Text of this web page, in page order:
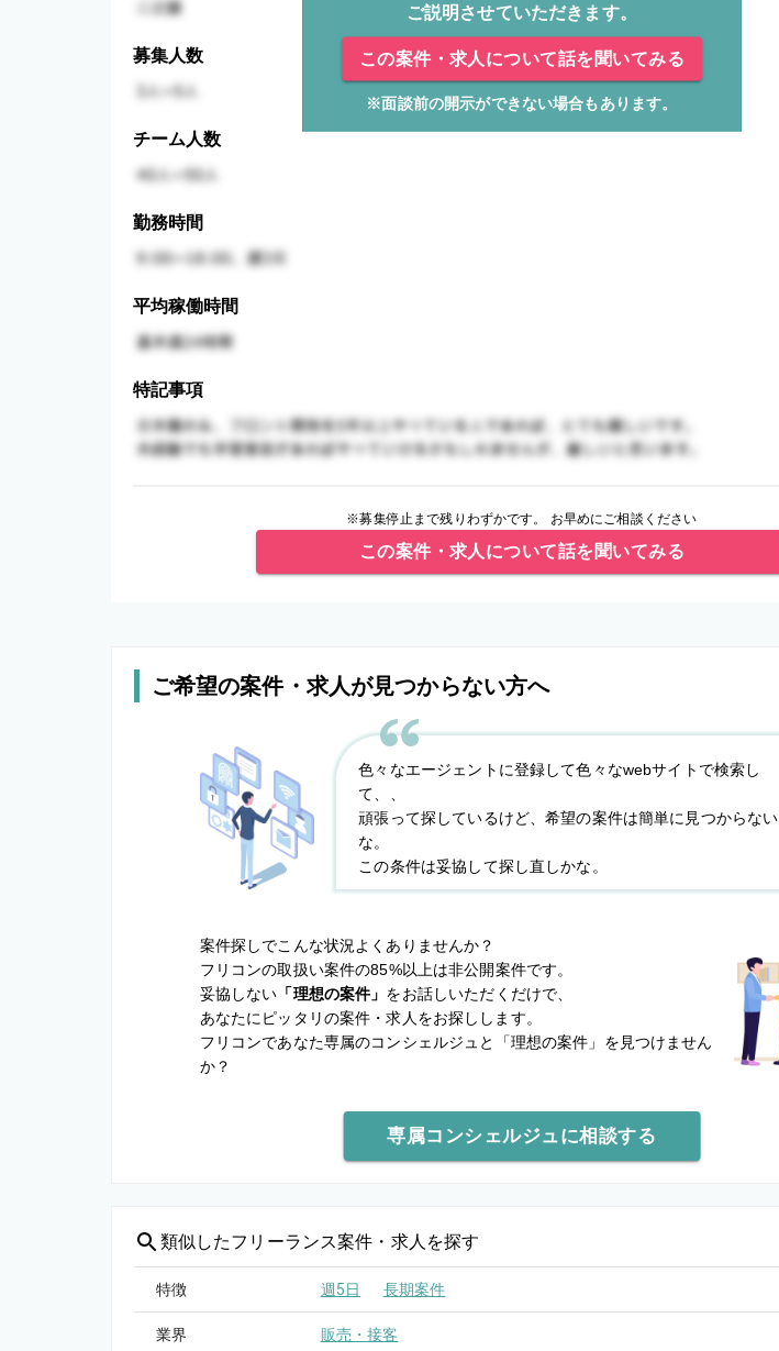
ご説明させていただきます。
この案件・求人について話を聞いてみる
※面談前の開示ができない場合もあります。
募集人数
チーム人数
勤務時間
平均稼働時間
特記事項
※募集停止まで残りわずかです。 お早めにご相談ください
この案件・求人について話を聞いてみる
ご希望の案件・求人が見つからない方へ
色々なエージェントに登録して色々なwebサイトで検索し
て、、
頑張って探しているけど、希望の案件は簡単に見つからない
な。
この条件は妥協して探し直しかな。
案件探しでこんな状況よくありませんか？
フリコンの取扱い案件の85%以上は非公開案件です。
妥協しない 「理想の案件」 をお話しいただくだけで、
あなたにピッタリの案件・求人をお探しします。
フリコンであなた専属のコンシェルジュと
「理想の案件」を見つけません
か？
専属コンシェルジュに相談する
類似したフリーランス案件・求人を探す
特徴 週5日 長期案件
業界 販売・接客